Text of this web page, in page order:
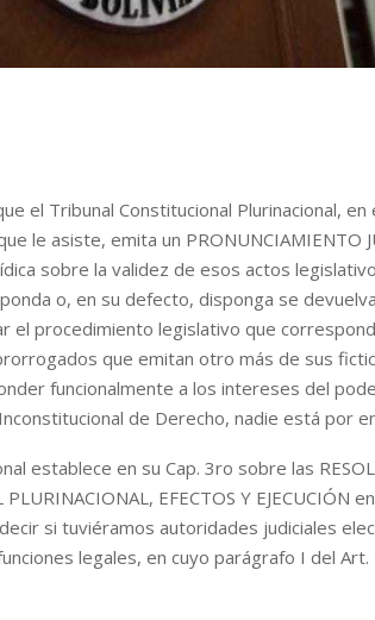
el Tribunal Constitucional Plurinacional,
le asiste, emita un PRONUNCIAMIENTO
sobre la validez de esos actos
o, en su defecto, disponga se
el procedimiento legislativo que
que emitan otro más de sus
funcionalmente a los intereses del
de Derecho, nadie está por
establece en su Cap. 3ro sobre las
EFECTOS Y EJECUCIÓN
si tuviéramos autoridades judiciales
legales, en cuyo parágrafo I del